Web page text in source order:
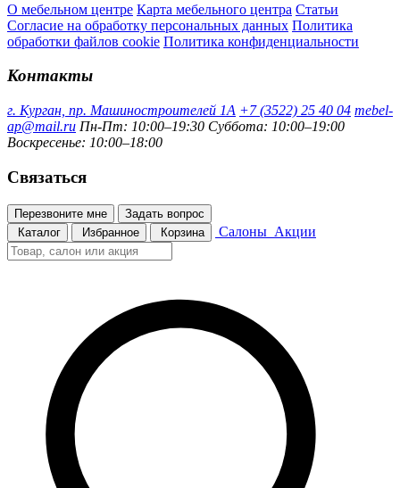
О мебельном центре Карта мебельного центра Статьи
Согласие на обработку персональных данных Политика
обработки файлов cookie Политика конфиденциальности
Контакты
г. Курган, пр. Машиностроителей 1А +7 (3522) 25 40 04 mebel-
ap@mail.ru Пн-Пт: 10:00–19:30 Суббота: 10:00–19:00
Воскресенье: 10:00–18:00
Связаться
Перезвоните мне
Задать вопрос
Каталог
Избранное Корзина Салоны Акции